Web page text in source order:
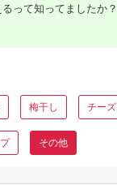
って知ってましたか？
梅干し チーズ
その他